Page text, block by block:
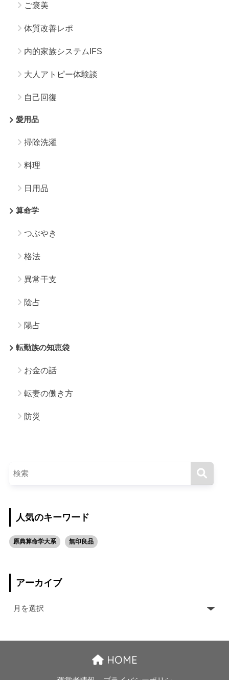
ご褒美
体質改善レポ
内的家族システムIFS
大人アトピー体験談
自己回復
愛用品
掃除洗濯
料理
日用品
算命学
つぶやき
格法
異常干支
陰占
陽占
転勤族の知恵袋
お金の話
転妻の働き方
防災
人気のキーワード
原典算命学大系 無印良品
アーカイブ
HOME